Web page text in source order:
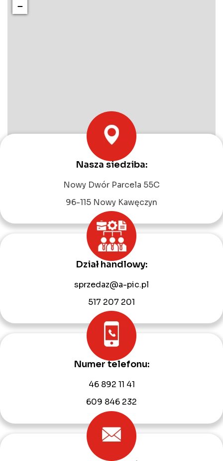
−
Nasza siedziba:
Nowy Dwór Parcela 55C
96-115 Nowy Kawęczyn
Dział handlowy:
sprzedaz@a-pic.pl
517 207 201
Numer telefonu:
46 892 11 41
609 846 232